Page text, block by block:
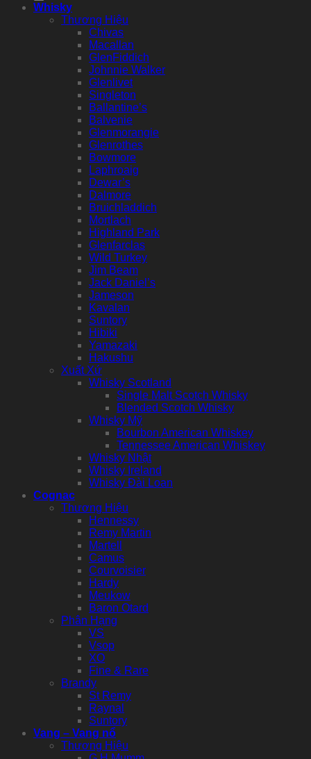
Whisky
Thương Hiệu
Chivas
Macallan
GlenFiddich
Johnnie Walker
Glenlivet
Singleton
Ballantine’s
Balvenie
Glenmorangie
Glenrothes
Bowmore
Laphroaig
Dewar’s
Dalmore
Bruichladdich
Mortlach
Highland Park
Glenfarclas
Wild Turkey
Jim Beam
Jack Daniel’s
Jameson
Kavalan
Suntory
Hibiki
Yamazaki
Hakushu
Xuất Xứ
Whisky Scotland
Single Malt Scotch Whisky
Blended Scotch Whisky
Whisky Mỹ
Bourbon American Whiskey
Tennessee American Whiskey
Whisky Nhật
Whisky Ireland
Whisky Đài Loan
Cognac
Thương Hiệu
Hennessy
Remy Martin
Martell
Camus
Courvoisier
Hardy
Meukow
Baron Otard
Phân Hạng
VS
Vsop
XO
Fine & Rare
Brandy
St Remy
Raynal
Suntory
Vang – Vang nổ
Thương Hiệu